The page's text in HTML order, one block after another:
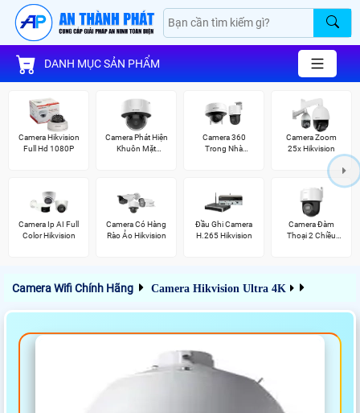
DANH MỤC SẢN PHẨM
Camera Hikvision
Full Hd 1080P
Camera Phát Hiện
Khuôn Mặt
Camera 360
Trong Nhà
Camera Zoom
25x Hikvision
Camera Ip AI Full
Color Hikvision
Camera Có Hàng
Rào Ảo Hikvision
Đầu Ghi Camera
H.265 Hikvision
Camera Đàm
Thoại 2 Chiều
Camera Wifi Chính Hãng Camera Hikvision Ultra 4K